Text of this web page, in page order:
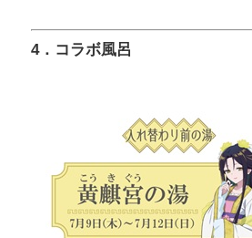
4．コラボ風呂